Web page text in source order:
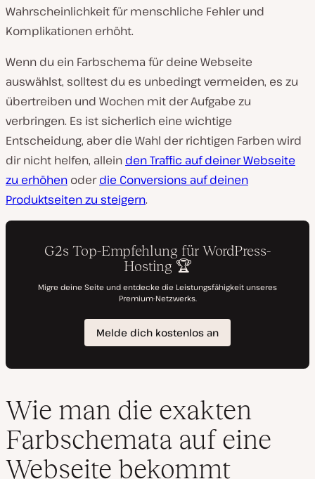
Wahrscheinlichkeit für menschliche Fehler und
Komplikationen erhöht.
Wenn du ein Farbschema für deine Webseite
auswählst, solltest du es unbedingt vermeiden, es zu
übertreiben und Wochen mit der Aufgabe zu
verbringen. Es ist sicherlich eine wichtige
Entscheidung, aber die Wahl der richtigen Farben wird
dir nicht helfen, allein den Traffic auf deiner Webseite
zu erhöhen oderdie Conversions auf deinen
Produktseiten zu steigern.
Wie man die exakten
Farbschemata auf eine
Webseite bekommt